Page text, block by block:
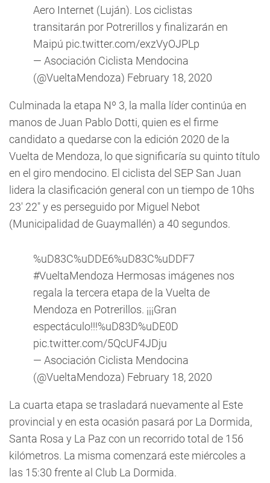
Aero Internet (Luján). Los ciclistas
transitarán por Potrerillos y finalizarán en
Maipú pic.twitter.com/exzVyOJPLp
— Asociación Ciclista Mendocina
(@VueltaMendoza) February 18, 2020
Culminada la etapa Nº 3, la malla líder continúa en
manos de Juan Pablo Dotti, quien es el firme
candidato a quedarse con la edición 2020 de la
Vuelta de Mendoza, lo que significaría su quinto título
en el giro mendocino. El ciclista del SEP San Juan
lidera la clasificación general con un tiempo de 10hs
23' 22" y es perseguido por Miguel Nebot
(Municipalidad de Guaymallén) a 40 segundos.
%uD83C%uDDE6%uD83C%uDDF7
#VueltaMendoza Hermosas imágenes nos
regala la tercera etapa de la Vuelta de
Mendoza en Potrerillos. ¡¡¡Gran
espectáculo!!!%uD83D%uDE0D
pic.twitter.com/5QcUF4JDju
— Asociación Ciclista Mendocina
(@VueltaMendoza) February 18, 2020
La cuarta etapa se trasladará nuevamente al Este
provincial y en esta ocasión pasará por La Dormida,
Santa Rosa y La Paz con un recorrido total de 156
kilómetros. La misma comenzará este miércoles a
las 15:30 frente al Club La Dormida.